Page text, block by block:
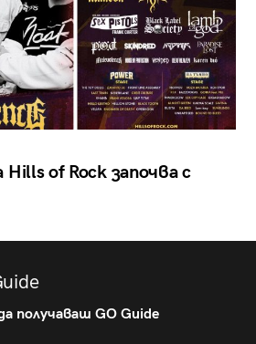
of Rock започва с
получаваш GO Guide